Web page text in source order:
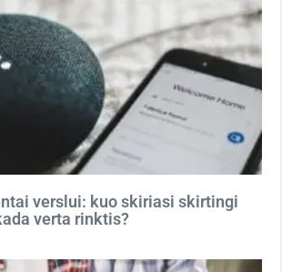
verslui: kuo skiriasi skirtingi
verta rinktis?